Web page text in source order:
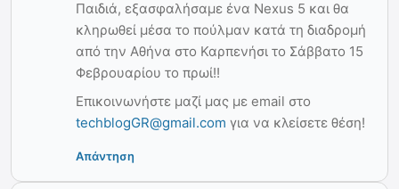
Παιδιά, εξασφαλήσαμε ένα Nexus 5 και θα
κληρωθεί μέσα το πούλμαν κατά τη διαδρομή
από την Αθήνα στο Καρπενήσι το Σάββατο 15
Φεβρουαρίου το πρωί!!
Eπικοινωνήστε μαζί μας με email στο
techblogGR@gmail.com για να κλείσετε θέση!
Απάντηση